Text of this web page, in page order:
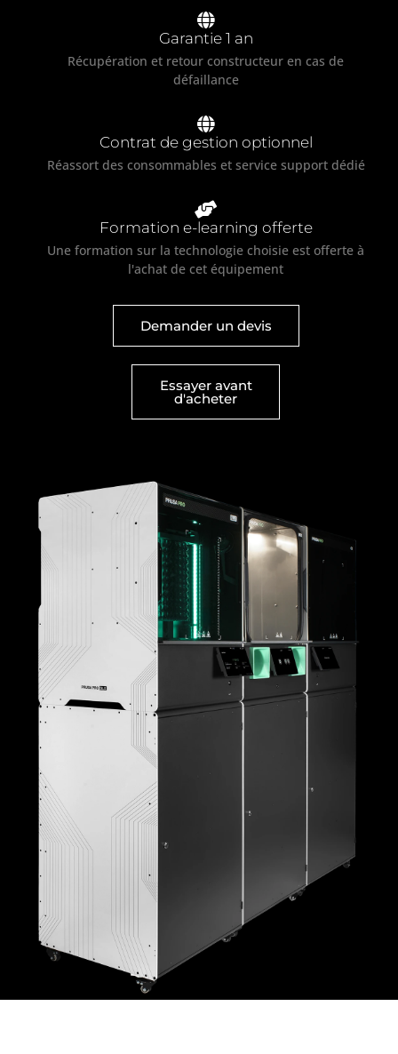
Garantie 1 an
Récupération et retour constructeur en cas de
défaillance
Contrat de gestion optionnel
Réassort des consommables et service support dédié
Formation e-learning offerte
Une formation sur la technologie choisie est offerte à
l'achat de cet équipement
Demander un devis
Essayer avant
d'acheter